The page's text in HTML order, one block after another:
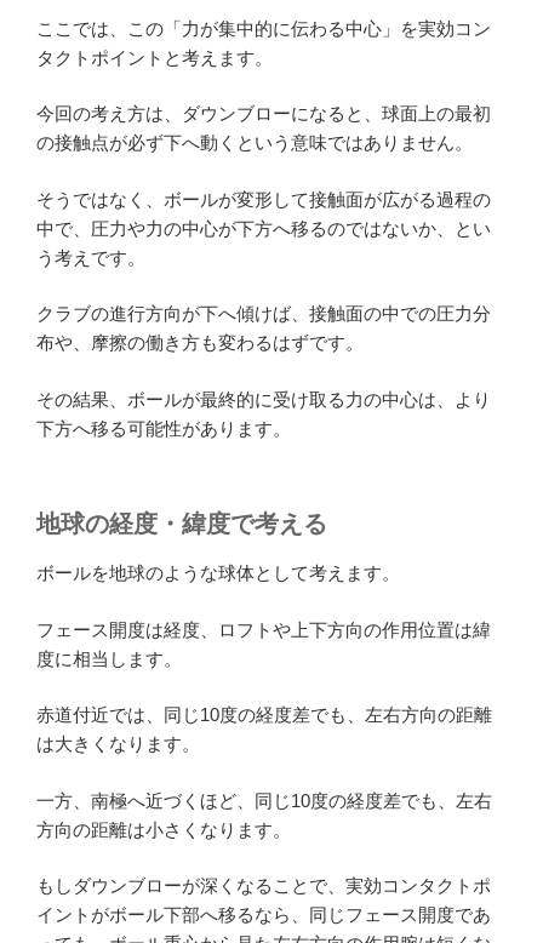
ここでは、この「力が集中的に伝わる中心」を実効コン
タクトポイントと考えます。
今回の考え方は、ダウンブローになると、球面上の最初
の接触点が必ず下へ動くという意味ではありません。
そうではなく、ボールが変形して接触面が広がる過程の
中で、圧力や力の中心が下方へ移るのではないか、とい
う考えです。
クラブの進行方向が下へ傾けば、接触面の中での圧力分
布や、摩擦の働き方も変わるはずです。
その結果、ボールが最終的に受け取る力の中心は、より
下方へ移る可能性があります。
地球の経度・緯度で考える
ボールを地球のような球体として考えます。
フェース開度は経度、ロフトや上下方向の作用位置は緯
度に相当します。
赤道付近では、同じ10度の経度差でも、左右方向の距離
は大きくなります。
一方、南極へ近づくほど、同じ10度の経度差でも、左右
方向の距離は小さくなります。
もしダウンブローが深くなることで、実効コンタクトポ
イントがボール下部へ移るなら、同じフェース開度であ